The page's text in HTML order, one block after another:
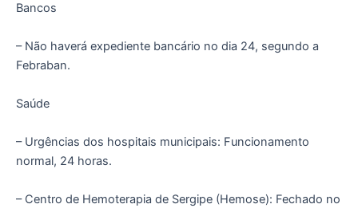
Bancos
– Não haverá expediente bancário no dia 24, segundo a
Febraban.
Saúde
– Urgências dos hospitais municipais: Funcionamento
normal, 24 horas.
– Centro de Hemoterapia de Sergipe (Hemose): Fechado no